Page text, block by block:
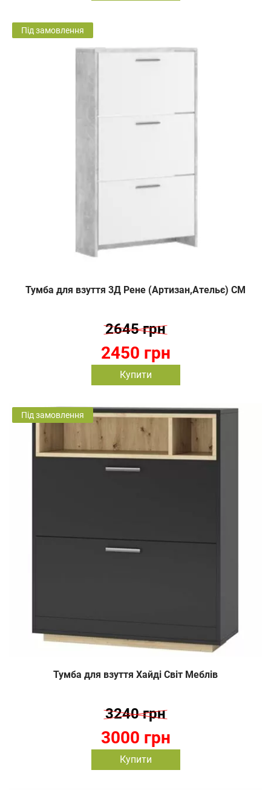
Під замовлення
Тумба для взуття 3Д Рене (Артизан,Ательє) СМ
2450 грн
2645 грн
Купити
Під замовлення
Тумба для взуття Хайді Світ Меблів
3000 грн
3240 грн
Купити